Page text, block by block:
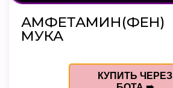
АМФЕТАМИН(ФЕН)
МУКА
КУПИТЬ ЧЕРЕЗ